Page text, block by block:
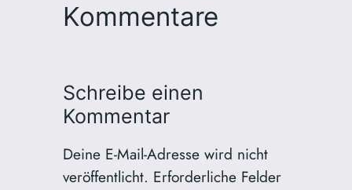
Kommentare
Schreibe einen
Kommentar
Deine E-Mail-Adresse wird nicht
veröffentlicht. Erforderliche Felder